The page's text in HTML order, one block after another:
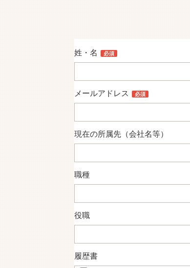
姓・名 必須
メールアドレス 必須
現在の所属先（会社名等）
職種
役職
履歴書